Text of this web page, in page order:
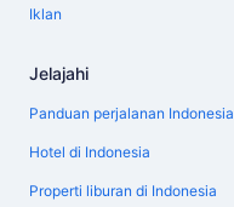
Iklan
Jelajahi
Panduan perjalanan Indonesia
Hotel di Indonesia
Properti liburan di Indonesia